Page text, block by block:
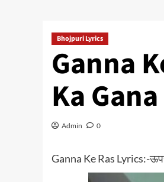
Bhojpuri Lyrics
Ganna
Ka Gana
Admin 0
Ganna Ke Ras Lyrics:-ऊपर